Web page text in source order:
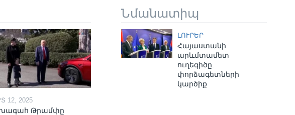
Նմանատիպ
ԼՈՒՐԵՐ
Հայաստանի
արևմտամետ
ուղեգիծը.
փորձագետների
կարծիք
12, 2025
Թրամփը